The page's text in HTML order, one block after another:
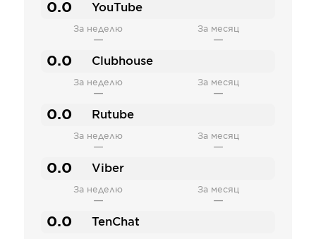
0.0 YouTube
За неделю
—
За месяц
—
0.0 Clubhouse
За неделю
—
За месяц
—
0.0 Rutube
За неделю
—
За месяц
—
0.0 Viber
За неделю
—
За месяц
—
0.0 TenChat